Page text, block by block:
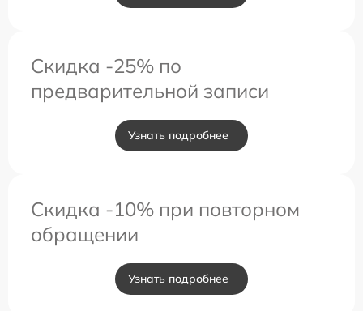
Скидка -25% по
предварительной записи
Узнать подробнее
Скидка -10% при повторном
обращении
Узнать подробнее